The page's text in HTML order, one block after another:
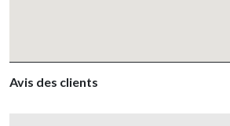
Avis des clients